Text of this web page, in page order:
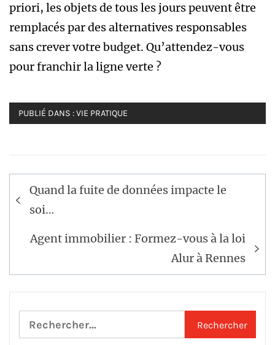
priori, les objets de tous les jours peuvent être
remplacés par des alternatives responsables
sans crever votre budget. Qu’attendez-vous
pour franchir la ligne verte ?
PUBLIÉ DANS :VIE PRATIQUE
Navigation
de
Quand la fuite de données impacte le
soi…
Agent immobilier : Formez-vous à la loi
Alur à Rennes
Rechercher :